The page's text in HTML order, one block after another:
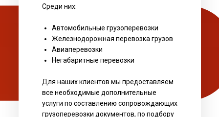
Среди них:
Автомобильные грузоперевозки
Железнодорожная перевозка грузов
Авиаперевозки
Негабаритные перевозки
Для наших клиентов мы предоставляем
все необходимые дополнительные
услуги по составлению сопровождающих
грузоперевозки документов, по подбору